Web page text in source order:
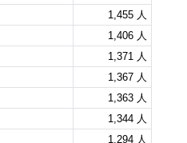
1,455 人
1,406 人
1,371 人
1,367 人
1,363 人
1,344 人
1,294 人